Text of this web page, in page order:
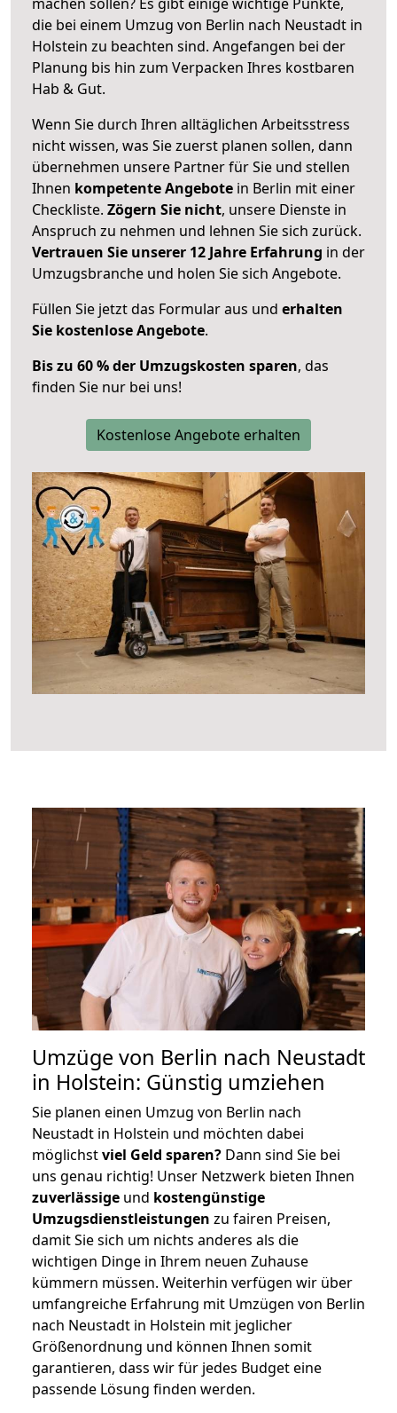
die bei einem Umzug von Berlin nach Neustadt in
Holstein zu beachten sind. Angefangen bei der
Planung bis hin zum Verpacken Ihres kostbaren
Hab & Gut.
Wenn Sie durch Ihren alltäglichen Arbeitsstress
nicht wissen, was Sie zuerst planen sollen, dann
übernehmen unsere Partner für Sie und stellen
Ihnen kompetente Angebote in Berlin mit einer
Checkliste. Zögern Sie nicht, unsere Dienste in
Anspruch zu nehmen und lehnen Sie sich zurück.
Vertrauen Sie unserer 12 Jahre Erfahrung in der
Umzugsbranche und holen Sie sich Angebote.
Füllen Sie jetzt das Formular aus und erhalten
Sie kostenlose Angebote.
Bis zu 60 % der Umzugskosten sparen, das
finden Sie nur bei uns!
Kostenlose Angebote erhalten
Umzüge von Berlin nach Neustadt
in Holstein: Günstig umziehen
Sie planen einen Umzug von Berlin nach
Neustadt in Holstein und möchten dabei
möglichstviel Geld sparen? Dann sind Sie bei
uns genau richtig! Unser Netzwerk bieten Ihnen
zuverlässige und kostengünstige
Umzugsdienstleistungen zu fairen Preisen,
damit Sie sich um nichts anderes als die
wichtigen Dinge in Ihrem neuen Zuhause
kümmern müssen. Weiterhin verfügen wir über
umfangreiche Erfahrung mit Umzügen von Berlin
nach Neustadt in Holstein mit jeglicher
Größenordnung und können Ihnen somit
garantieren, dass wir für jedes Budget eine
passende Lösung finden werden.